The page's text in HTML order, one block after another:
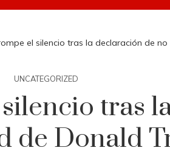
el silencio tras la declaración de
UNCATEGORIZED
tras
de Donald